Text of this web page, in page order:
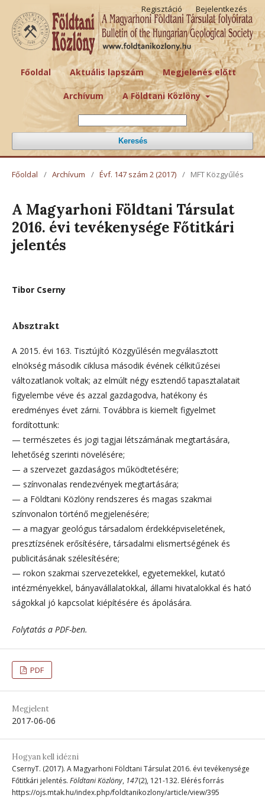
Főoldal Aktuális lapszám Megjelenés előtt
Archívum A Földtani Közlöny
Keresés
Regisztáció Bejelentkezés
Főoldal / Archívum / Évf. 147 szám 2 (2017) / MFT Közgyűlés
A Magyarhoni Földtani Társulat
2016. évi tevékenysége Főtitkári
jelentés
Tibor Cserny
Absztrakt
A 2015. évi 163. Tisztújító Közgyűlésén megválasztott
elnökség második ciklusa második évének célkitűzései
változatlanok voltak; az elmúlt négy esztendő tapasztalatait
figyelembe véve és azzal gazdagodva, hatékony és
eredményes évet zárni. Továbbra is kiemelt figyelmet
fordítottunk:
— természetes és jogi tagjai létszámának megtartására,
lehetőség szerinti növelésére;
— a szervezet gazdaságos működtetésére;
— színvonalas rendezvények megtartására;
— a Földtani Közlöny rendszeres és magas szakmai
színvonalon történő megjelenésére;
— a magyar geológus társadalom érdekképviseletének,
presztízsének erősítésére, társadalmi elismertségének és
publicitásának szélesítésére;
— rokon szakmai szervezetekkel, egyetemekkel, kutató
intézményekkel, bányavállalatokkal, állami hivatalokkal és ható
ságokkal jó kapcsolat kiépítésére és ápolására.
Folytatás a PDF-ben.
PDF
Megjelent
2017-06-06
Hogyan kell idézni
CsernyT. (2017). A Magyarhoni Földtani Társulat 2016. évi tevékenysége
Főtitkári jelentés. Földtani Közlöny, 147(2), 121-132. Elérés forrás
https://ojs.mtak.hu/index.php/foldtanikozlony/article/view/395